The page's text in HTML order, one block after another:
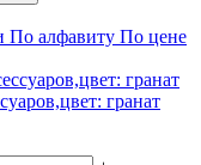
По алфавиту По цене
гранат